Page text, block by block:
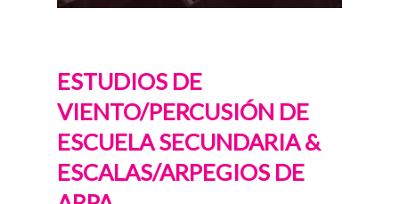
ESTUDIOS DE
VIENTO/PERCUSIÓN DE
ESCUELA SECUNDARIA &
ESCALAS/ARPEGIOS DE